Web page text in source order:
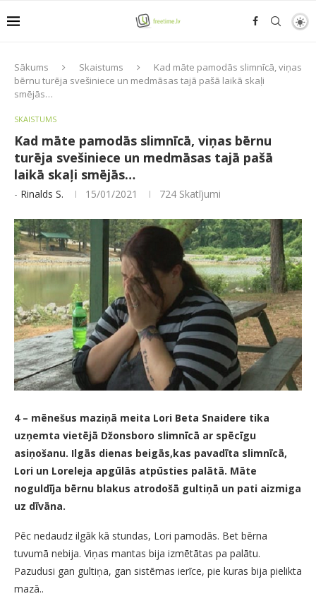
Sākums Skaistums
Kad māte pamodās slimnīcā, viņas
bērnu turēja svešiniece un medmāsas tajā pašā laikā skaļi
smējās…
SKAISTUMS
Kad māte pamodās slimnīcā, viņas bērnu
turēja svešiniece un medmāsas tajā pašā
laikā skaļi smējās…
- Rinalds S. 15/01/2021 724 Skatījumi
4 – mēnešus maziņā meita Lori Beta Snaidere tika
uzņemta vietējā Džonsboro slimnīcā ar spēcīgu
asiņošanu. Ilgās dienas beigās,kas pavadīta slimnīcā,
Lori un Loreleja apgūlās atpūsties palātā. Māte
noguldīja bērnu blakus atrodošā gultiņā un pati aizmiga
uz dīvāna.
Pēc nedaudz ilgāk kā stundas, Lori pamodās. Bet bērna
tuvumā nebija. Viņas mantas bija izmētātas pa palātu.
Pazudusi gan gultiņa, gan sistēmas ierīce, pie kuras bija pielikta
mazā..